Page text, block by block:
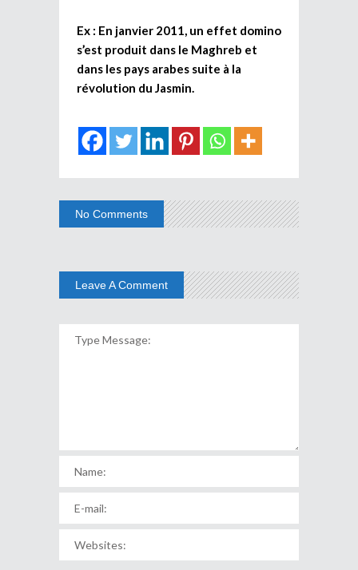
Ex : En janvier 2011, un effet domino
s’est produit dans le Maghreb et
dans les pays arabes suite à la
révolution du Jasmin.
No Comments
Leave A Comment